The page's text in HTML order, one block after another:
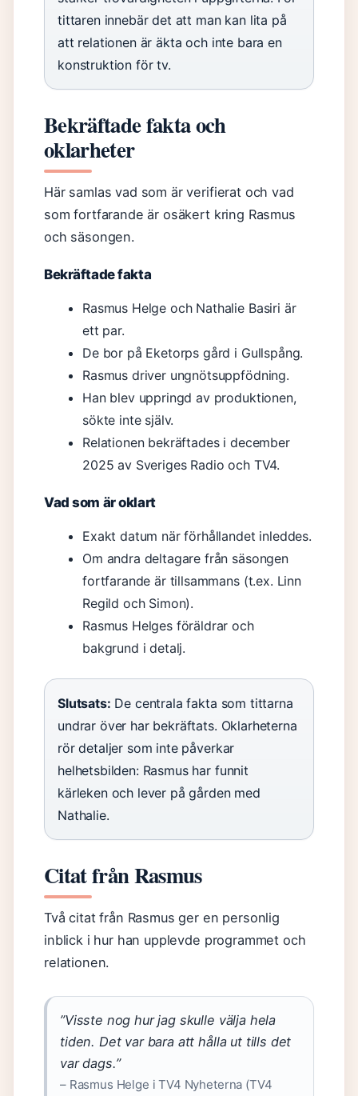
tittaren innebär det att man kan lita på
att relationen är äkta och inte bara en
konstruktion för tv.
Bekräftade fakta och
oklarheter
Här samlas vad som är verifierat och vad
som fortfarande är osäkert kring Rasmus
och säsongen.
Bekräftade fakta
Rasmus Helge och Nathalie Basiri är
ett par.
De bor på Eketorps gård i Gullspång.
Rasmus driver ungnötsuppfödning.
Han blev uppringd av produktionen,
sökte inte själv.
Relationen bekräftades i december
2025 av Sveriges Radio och TV4.
Vad som är oklart
Exakt datum när förhållandet inleddes.
Om andra deltagare från säsongen
fortfarande är tillsammans (t.ex. Linn
Regild och Simon).
Rasmus Helges föräldrar och
bakgrund i detalj.
Slutsats: De centrala fakta som tittarna
undrar över har bekräftats. Oklarheterna
rör detaljer som inte påverkar
helhetsbilden: Rasmus har funnit
kärleken och lever på gården med
Nathalie.
Citat från Rasmus
Två citat från Rasmus ger en personlig
inblick i hur han upplevde programmet och
relationen.
”Visste nog hur jag skulle välja hela
tiden. Det var bara att hålla ut tills det
var dags.”
– Rasmus Helge i TV4 Nyheterna (TV4